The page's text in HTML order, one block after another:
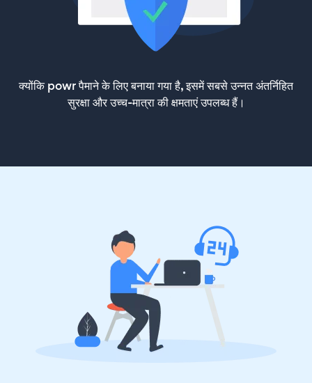
क्योंकि powr पैमाने के लिए बनाया गया है, इसमें सबसे उन्नत अंतर्निहित
सुरक्षा और उच्च-मात्रा की क्षमताएं उपलब्ध हैं।